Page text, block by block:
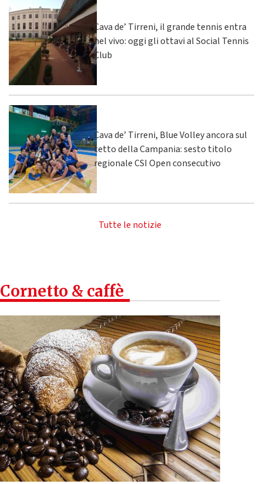
Cava de’ Tirreni, il grande tennis entra
nel vivo: oggi gli ottavi al Social Tennis
Club
Cava de’ Tirreni, Blue Volley ancora sul
tetto della Campania: sesto titolo
regionale CSI Open consecutivo
Tutte le notizie
Cornetto & caffè